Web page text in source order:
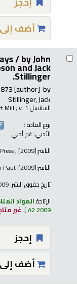
أضف
/by John
and Jack
Stillinger.
by
[author]
Stillinger, Jack
السلاسل: Mill; v. 1
نوع المادة :
الأدبي: غير أدبي
الناشر:; [2009]
الناشر:Paul, [2009]
تاريخ حقوق النشر:
الإتاحة:المواد
A2 2009
.غير
إحجز
أضف